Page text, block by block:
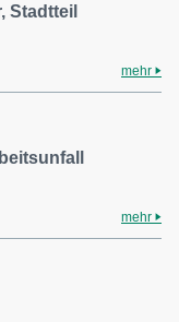
Stadtteil
mehr
mehr